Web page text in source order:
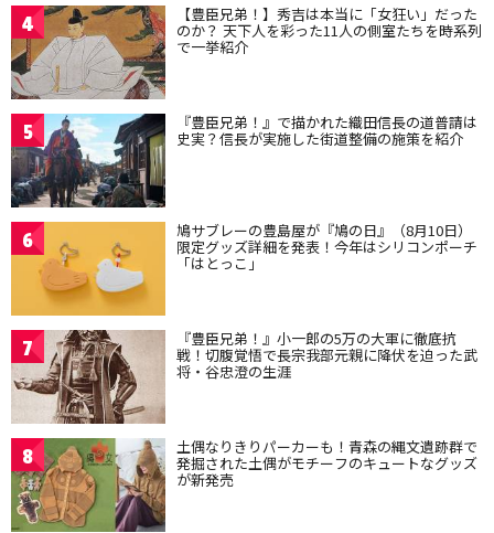
4 【豊臣兄弟！】秀吉は本当に「女狂い」だった
のか？ 天下人を彩った11人の側室たちを時系列
で一挙紹介
5 『豊臣兄弟！』で描かれた織田信長の道普請は
史実？信長が実施した街道整備の施策を紹介
6 鳩サブレーの豊島屋が『鳩の日』（8月10日）
限定グッズ詳細を発表！今年はシリコンポーチ
「はとっこ」
7 『豊臣兄弟！』小一郎の5万の大軍に徹底抗
戦！切腹覚悟で長宗我部元親に降伏を迫った武
将・谷忠澄の生涯
8 土偶なりきりパーカーも！青森の縄文遺跡群で
発掘された土偶がモチーフのキュートなグッズ
が新発売